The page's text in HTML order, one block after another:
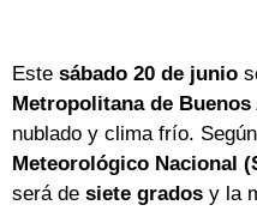
Este sábado 20 de junio
Metropolitana de
nublado y clima frío.
Meteorológico Nacional
será de siete grados y la